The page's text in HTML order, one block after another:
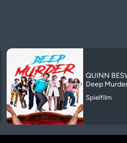
QUINN
Deep
Spielfilm